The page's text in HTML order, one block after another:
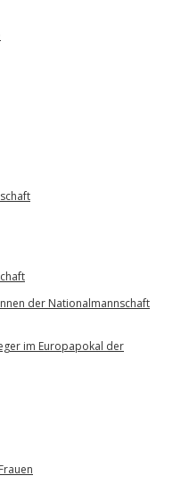
der Nationalmannschaft
im Europapokal der